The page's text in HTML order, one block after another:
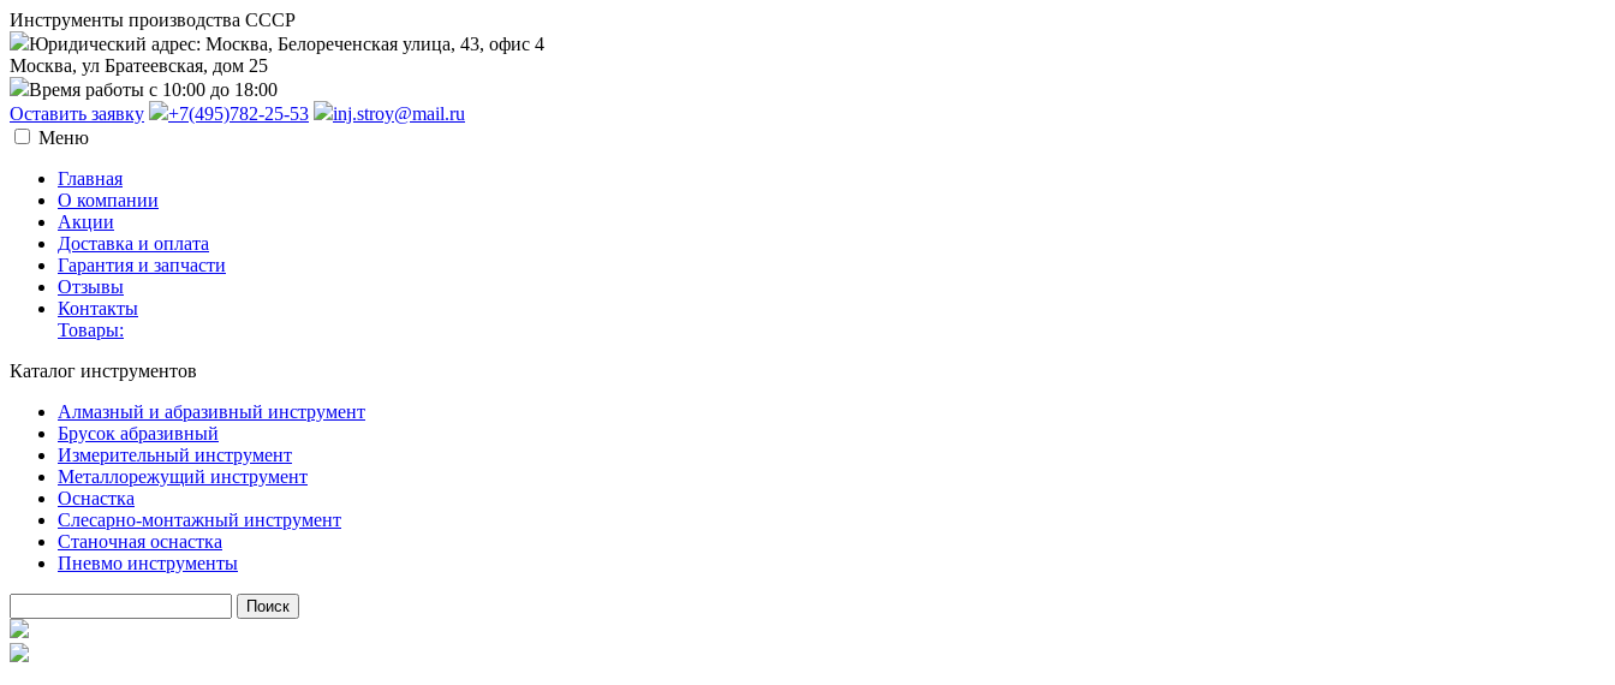
Инструменты производства СССР
Юридический адрес: Москва, Белореченская улица, 43, офис 4
Москва, ул Братеевская, дом 25
Время работы с 10:00 до 18:00
Оставить заявку
+7(495)782-25-53
inj.stroy@mail.ru
Меню
Главная
О компании
Акции
Доставка и оплата
Гарантия и запчасти
Отзывы
Контакты
Товары:
Каталог инструментов
Алмазный и абразивный инструмент
Брусок абразивный
Измерительный инструмент
Металлорежущий инструмент
Оснастка
Слесарно-монтажный инструмент
Станочная оснастка
Пневмо инструменты